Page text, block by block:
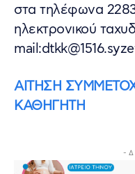
στα τηλέφωνα
ηλεκτρονικού
ΑΙΤΗΣΗ
ΚΑΘΗΓΗΤΗ
- Δ